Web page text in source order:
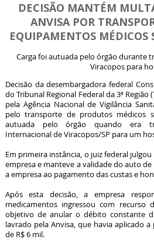
DECISÃO MANTÉM
ANVISA POR
EQUIPAMENTOS MÉDICOS
Carga foi autuada pelo órgão durante
Viracopos para
Decisão da desembargadora federal
do Tribunal Regional Federal da 3ª
pela Agência Nacional de Vigilância
pelo transporte de produtos médicos
autuada pelo órgão quando era
Internacional de Viracopos/SP para um
Em primeira instância, o juiz federal
empresa e manteve a validade do auto
a empresa ao pagamento das custas e
Após esta decisão, a empresa
medicamentos ingressou com recurso
objetivo de anular o débito constante
lavrado pela Anvisa, que havia aplicado
de R$ 6 mil.